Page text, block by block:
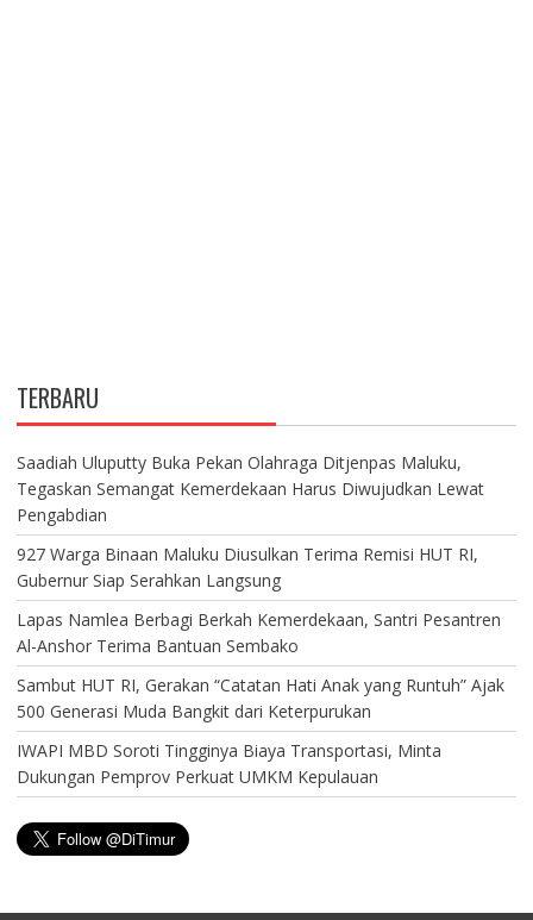
TERBARU
Saadiah Uluputty Buka Pekan Olahraga Ditjenpas Maluku,
Tegaskan Semangat Kemerdekaan Harus Diwujudkan Lewat
Pengabdian
927 Warga Binaan Maluku Diusulkan Terima Remisi HUT RI,
Gubernur Siap Serahkan Langsung
Lapas Namlea Berbagi Berkah Kemerdekaan, Santri Pesantren
Al-Anshor Terima Bantuan Sembako
Sambut HUT RI, Gerakan “Catatan Hati Anak yang Runtuh” Ajak
500 Generasi Muda Bangkit dari Keterpurukan
IWAPI MBD Soroti Tingginya Biaya Transportasi, Minta
Dukungan Pemprov Perkuat UMKM Kepulauan